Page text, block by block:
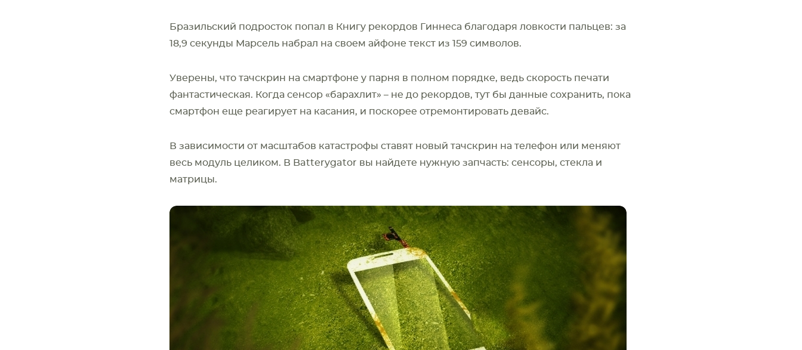
ПЛАНШЕТА СМАРТФОНА
КОМПЛЕКТУЮЩИЕ
Бразильский подросток попал в Книгу рекордов Гиннеса благодаря ловкости пальцев: за
18,9 секунды Марсель набрал на своем айфоне текст из 159 символов.
Уверены, что тачскрин на смартфоне у парня в полном порядке, ведь скорость печати
фантастическая. Когда сенсор «барахлит» – не до рекордов, тут бы данные сохранить, пока
смартфон еще реагирует на касания, и поскорее отремонтировать девайс.
В зависимости от масштабов катастрофы ставят новый тачскрин на телефон или меняют
весь модуль целиком. В Batterygator вы найдете нужную запчасть: сенсоры, стекла и
матрицы.